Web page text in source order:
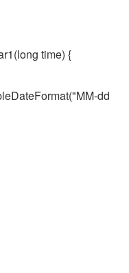
time) {
dd